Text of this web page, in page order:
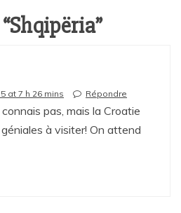
Shqipëria”
at 7 h 26 mins Répondre
connais pas, mais la Croatie
à visiter! On attend